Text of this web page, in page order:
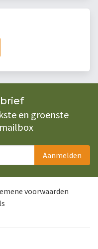
en groenste
Aanmelden
voorwaarden